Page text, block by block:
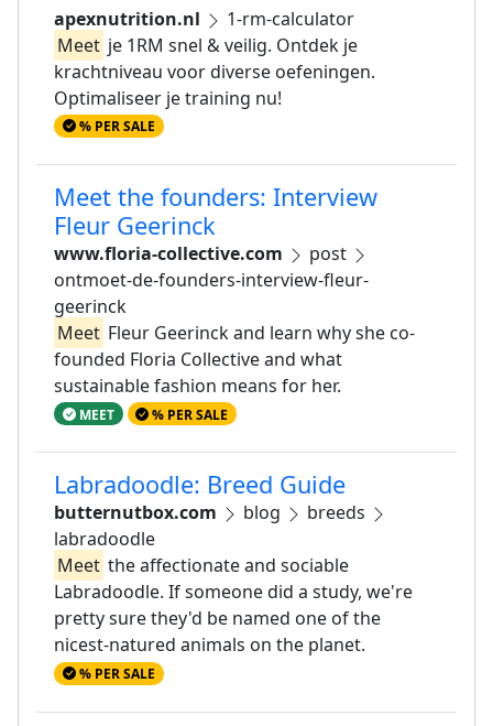
apexnutrition.nl
1-rm-calculator
Meet je 1RM snel & veilig. Ontdek je
krachtniveau voor diverse oefeningen.
Optimaliseer je training nu!
% PER SALE
Meet the founders: Interview
Fleur Geerinck
www.floria-collective.com
post
ontmoet-de-founders-interview-fleur-
geerinck
Meet Fleur Geerinck and learn why she co-
founded Floria Collective and what
sustainable fashion means for her.
MEET % PER SALE
Labradoodle: Breed Guide
butternutbox.com blog
breeds
labradoodle
Meet the affectionate and sociable
Labradoodle. If someone did a study, we're
pretty sure they'd be named one of the
nicest-natured animals on the planet.
% PER SALE